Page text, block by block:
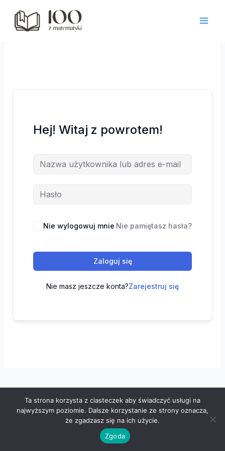
treści
Hej! Witaj z powrotem!
Nie wylogowuj mnie Nie pamiętasz hasła?
Zaloguj się
Nie masz jeszcze konta?Zarejestruj się
Wszelkie prawa zastrzeżone © 2026 "100 z matematyki" -
Polityka prywatności- Regulamin
Ta strona korzysta z ciasteczek aby świadczyć usługi na
najwyższym poziomie. Dalsze korzystanie ze strony oznacza,
że zgadzasz się na ich użycie.
Zgoda